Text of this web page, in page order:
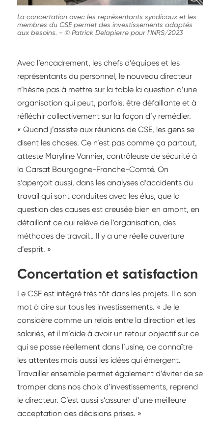
La concertation avec les représentants syndicaux et les
membres du CSE permet des investissements adaptés
aux besoins. - © Patrick Delapierre pour l'INRS/2023
Avec l’encadrement, les chefs d’équipes et les
représentants du personnel, le nouveau directeur
n’hésite pas à mettre sur la table la question d’une
organisation qui peut, parfois, être défaillante et à
réfléchir collectivement sur la façon d’y remédier.
« Quand j’assiste aux réunions de CSE, les gens se
disent les choses. Ce n’est pas comme ça partout,
atteste Maryline Vannier, contrôleuse de sécurité à
la Carsat Bourgogne-Franche-Comté. On
s’aperçoit aussi, dans les analyses d’accidents du
travail qui sont conduites avec les élus, que la
question des causes est creusée bien en amont, en
détaillant ce qui relève de l’organisation, des
méthodes de travail… Il y a une réelle ouverture
d’esprit. »
Concertation et satisfaction
Le CSE est intégré très tôt dans les projets. Il a son
mot à dire sur tous les investissements. « Je le
considère comme un relais entre la direction et les
salariés, et il m’aide à avoir un retour objectif sur ce
qui se passe réellement dans l’usine, de connaître
les attentes mais aussi les idées qui émergent.
Travailler ensemble permet également d’éviter de se
tromper dans nos choix d’investissements, reprend
le directeur. C’est aussi s’assurer d’une meilleure
acceptation des décisions prises. »